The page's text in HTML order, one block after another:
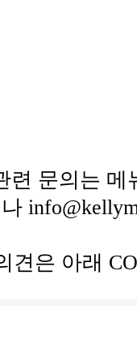
련 문의는 메
견은 아래